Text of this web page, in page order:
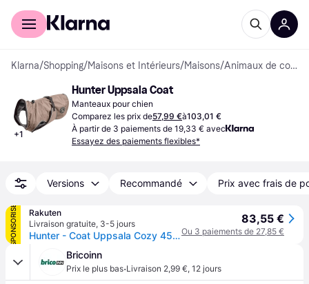
Acheter avec Klarna
Klarna/Shopping/Maisons et Intérieurs/Maisons/ Animaux de compagnie
+1
Hunter Uppsala Coat
Manteaux pour chien
Comparez les prix de57,99 €à103,01 €
À partir de 3 paiements de 19,33 € avec
Essayez des paiements flexibles*
Versions Recommandé Prix avec frais de
SPONSORISÉ
Rakuten
Livraison gratuite, 3-5 jours
Hunter - Coat Uppsala Cozy 45 Cm Black - (62971)
83,55 €
Ou 3 paiements de 27,85 €
Bricoinn
Prix le plus bas·Livraison 2,99 €, 12 jours